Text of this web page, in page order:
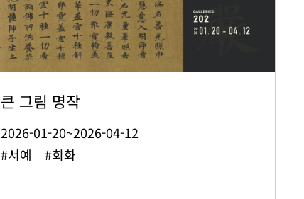
큰 그림 명작
2026-01-20~2026-04-12
#서예 #회화